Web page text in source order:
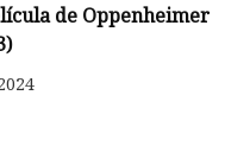
de Oppenheimer